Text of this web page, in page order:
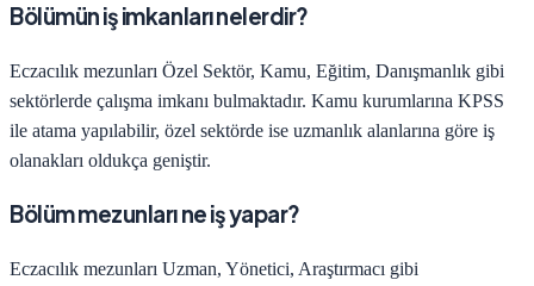
Bölümün iş imkanları nelerdir?
Eczacılık mezunları Özel Sektör, Kamu, Eğitim, Danışmanlık gibi
sektörlerde çalışma imkanı bulmaktadır. Kamu kurumlarına KPSS
ile atama yapılabilir, özel sektörde ise uzmanlık alanlarına göre iş
olanakları oldukça geniştir.
Bölüm mezunları ne iş yapar?
Eczacılık mezunları Uzman, Yönetici, Araştırmacı gibi